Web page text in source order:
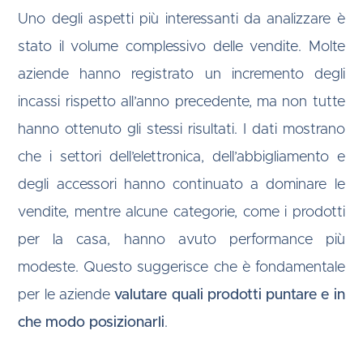
Uno degli aspetti più interessanti da analizzare è
stato il volume complessivo delle vendite. Molte
aziende hanno registrato un incremento degli
incassi rispetto all’anno precedente, ma non tutte
hanno ottenuto gli stessi risultati. I dati mostrano
che i settori dell’elettronica, dell’abbigliamento e
degli accessori hanno continuato a dominare le
vendite, mentre alcune categorie, come i prodotti
per la casa, hanno avuto performance più
modeste. Questo suggerisce che è fondamentale
per le aziendevalutare quali prodotti puntare e in
che modo posizionarli.